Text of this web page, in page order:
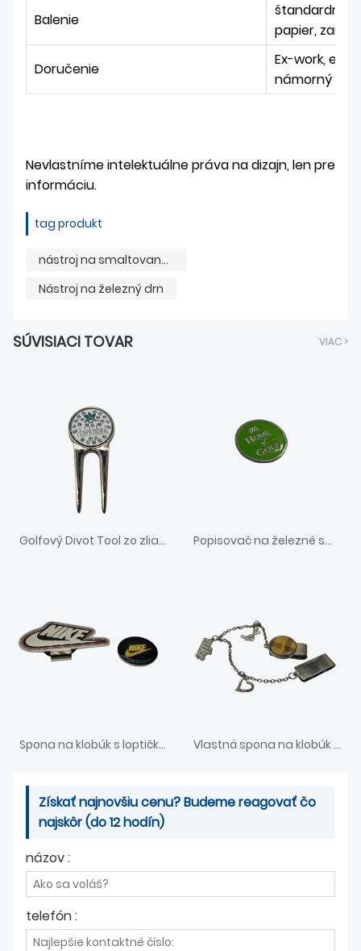
Balenie
štandardné
papier,
Doručenie
Ex-work,
námorný
Nevlastníme intelektuálne práva na dizajn, len pre
informáciu.
tag produkt
nástroj na smaltovaný drn
Nástroj na železný drn
SÚVISIACI TOVAR VIAC >
Golfový Divot Tool zo zliatiny zinku Popisovač na železné smaltované guľôčky
Spona na klobúk s loptičkou Vlastná spona na klobúk s logom s epoxidom
Získať najnovšiu cenu? Budeme reagovať čo
najskôr (do 12 hodín)
názov :
telefón :